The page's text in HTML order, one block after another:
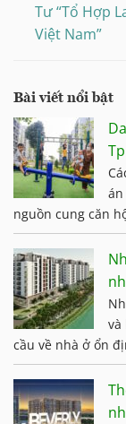
Tư “Tổ Hợp
Việt Nam”
Bài viết nổi bật
nguồn cung căn
và
cầu về nhà ở ổn